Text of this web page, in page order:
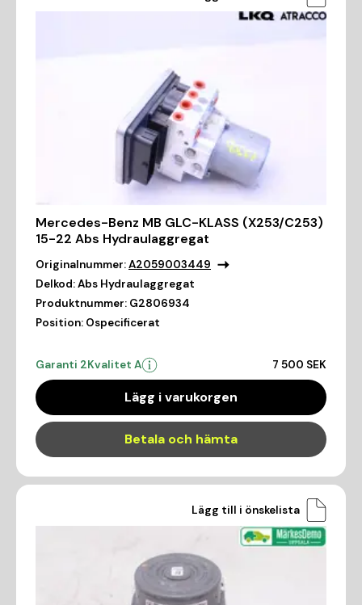
Mercedes-Benz MB GLC-KLASS (X253/C253)
15-22 Abs Hydraulaggregat
Originalnummer:A2059003449
Delkod:Abs Hydraulaggregat
Produktnummer: G2806934
Position: Ospecificerat
Garanti 2Kvalitet A 7 500 SEK
Lägg i varukorgen
Betala och hämta
Lägg till i önskelista